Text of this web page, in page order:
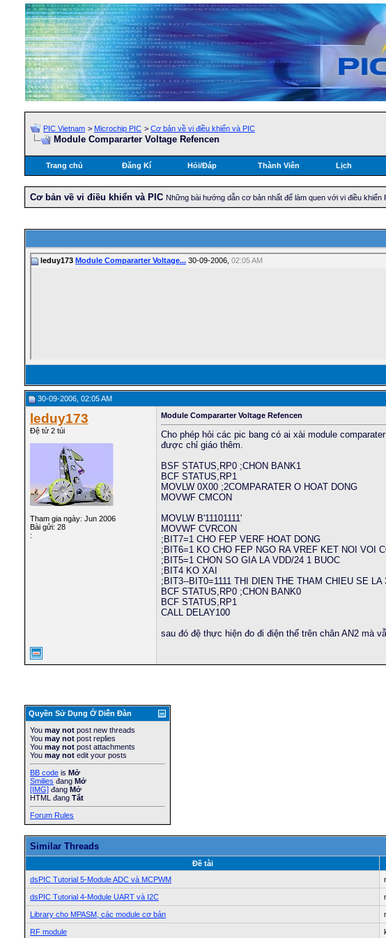
PIC Vietnam > Microchip PIC > Cơ bản về vi điều khiển và PIC
Module Compararter Voltage Refencen
Trang chủ Đăng Kí Hỏi/Ðáp Thành Viên Lịch
Cơ bản về vi điều khiển và PIC Những bài hướng dẫn cơ bản nhất để làm quen với vi điều khiển
leduy173 Module Compararter Voltage... 30-09-2006, 02:05 AM
30-09-2006, 02:05 AM
leduy173
Đệ tử 2 túi
Tham gia ngày: Jun 2006
Bài gửi: 28
:
Module Compararter Voltage Refencen
Cho phép hỏi các pic bang có ai xài module
được chỉ giáo thêm.
BSF STATUS,RP0 ;CHON BANK1
BCF STATUS,RP1
MOVLW 0X00 ;2COMPARATER O HOAT DONG
MOVWF CMCON
MOVLW B'11101111'
MOVWF CVRCON
;BIT7=1 CHO FEP VERF HOAT DONG
;BIT6=1 KO CHO FEP NGO RA VREF KET NOI VOI
;BIT5=1 CHON SO GIA LA VDD/24 1 BUOC
;BIT4 KO XAI
;BIT3--BIT0=1111 THI DIEN THE THAM CHIEU SE LA
BCF STATUS,RP0 ;CHON BANK0
BCF STATUS,RP1
CALL DELAY100
sau đó đệ thực hiện đo đi điện thế trên chân AN2 mà
Quyền Sử Dụng Ở Diễn Ðàn
You may not post new threads
You may not post replies
You may not post attachments
You may not edit your posts
BB code is Mở
Smilies đang Mở
[IMG] đang Mở
HTML đang Tắt
Forum Rules
Similar Threads
Ðề tài
dsPIC Tutorial 5-Module ADC và MCPWM
dsPIC Tutorial 4-Module UART và I2C
Library cho MPASM, các module cơ bản
RF module